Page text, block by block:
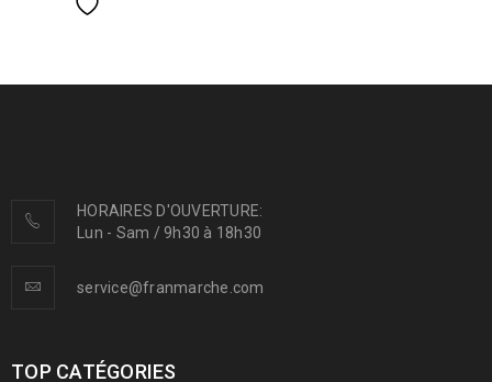
HORAIRES D'OUVERTURE:
Lun - Sam / 9h30 à 18h30
service@franmarche.com
TOP CATÉGORIES